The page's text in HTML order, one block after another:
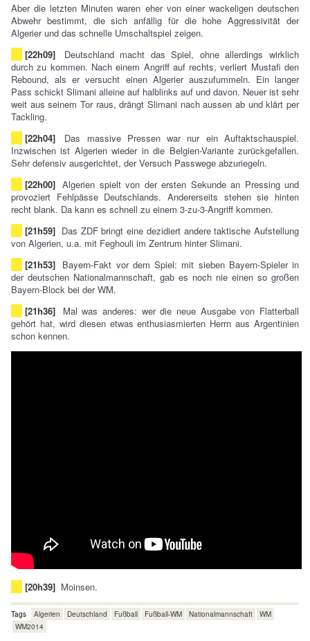
Aber die letzten Minuten waren eher von einer wackeligen deutschen
Abwehr bestimmt, die sich anfällig für die hohe Aggressivität der
Algerier und das schnelle Umschaltspiel zeigen.
[22h09]
Deutschland macht das Spiel, ohne allerdings wirklich
durch zu kommen. Nach einem Angriff auf rechts, verliert Mustafi den
Rebound, als er versucht einen Algerier auszufummeln. Ein langer
Pass schickt Slimani alleine auf halblinks auf und davon. Neuer ist sehr
weit aus seinem Tor raus, drängt Slimani nach aussen ab und klärt per
Tackling.
[22h04]
Das massive Pressen war nur ein Auftaktschauspiel.
Inzwischen ist Algerien wieder in die Belgien-Variante zurückgefallen.
Sehr defensiv ausgerichtet, der Versuch Passwege abzuriegeln.
[22h00] Algerien spielt von der ersten Sekunde an Pressing und
provoziert Fehlpässe Deutschlands. Andererseits stehen sie hinten
recht blank. Da kann es schnell zu einem 3-zu-3-Angriff kommen.
[21h59] Das ZDF bringt eine dezidiert andere taktische Aufstellung
von Algerien, u.a. mit Feghouli im Zentrum hinter Slimani.
[21h53] Bayern-Fakt vor dem Spiel: mit sieben Bayern-Spieler in
der deutschen Nationalmannschaft, gab es noch nie einen so großen
Bayern-Block bei der WM.
[21h36]
Mal was anderes: wer die neue Ausgabe von Flatterball
gehört hat, wird diesen etwas enthusiasmierten Herrn aus Argentinien
schon kennen.
[20h39] Moinsen.
Tags Algerien Deutschland Fußball Fußball-WM Nationalmannschaft
WM
WM2014